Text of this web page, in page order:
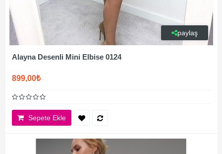
paylaş
Alayna Desenli Mini Elbise 0124
899,00₺
Sepete Ekle